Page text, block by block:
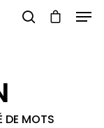
DE MOTS